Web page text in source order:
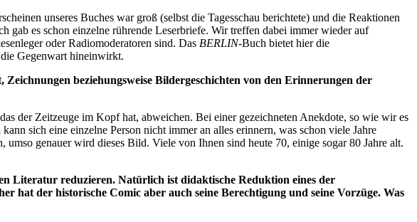
unseres Buches war groß (selbst die Tagesschau berichtete) und die Reaktionen
es schon einzelne rührende Leserbriefe. Wir treffen dabei immer wieder auf
oder Radiomoderatoren sind. Das BERLIN-Buch bietet hier die
Gegenwart hineinwirkt.
beziehungsweise Bildergeschichten von den Erinnerungen der
der Zeitzeuge im Kopf hat, abweichen. Bei einer gezeichneten Anekdote, so wie wir es
sich eine einzelne Person nicht immer an alles erinnern, was schon viele Jahre
genauer wird dieses Bild. Viele von Ihnen sind heute 70, einige sogar 80 Jahre alt.
Literatur reduzieren. Natürlich ist didaktische Reduktion eines der
der historische Comic aber auch seine Berechtigung und seine Vorzüge. Was